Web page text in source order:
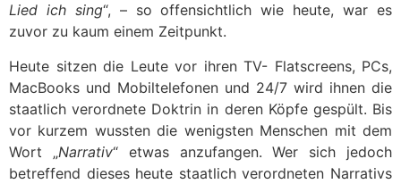
Lied ich sing“, – so offensichtlich wie heute, war es
zuvor zu kaum einem Zeitpunkt.
Heute sitzen die Leute vor ihren TV- Flatscreens, PCs,
MacBooks und Mobiltelefonen und 24/7 wird ihnen die
staatlich verordnete Doktrin in deren Köpfe gespült. Bis
vor kurzem wussten die wenigsten Menschen mit dem
Wort „Narrativ“ etwas anzufangen. Wer sich jedoch
betreffend dieses heute staatlich verordneten Narrativs